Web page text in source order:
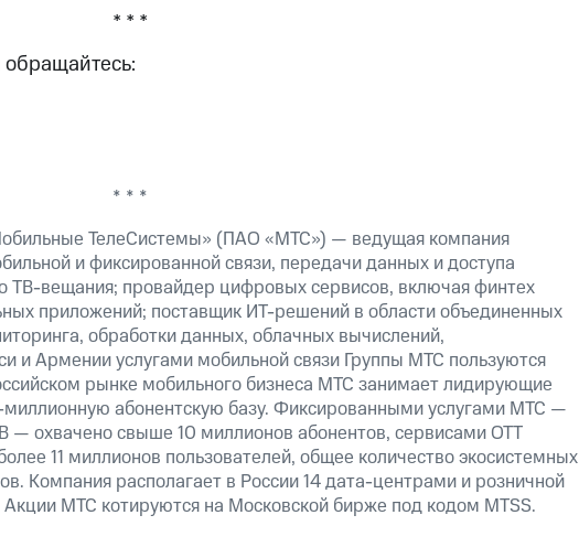
* * *
* * *
ТелеСистемы» (ПАО «МТС») — ведущая компания
и фиксированной связи, передачи данных и доступа
ТВ-вещания; провайдер цифровых сервисов, включая финтех
приложений; поставщик ИТ-решений в области объединенных
обработки данных, облачных вычислений,
и Армении услугами мобильной связи Группы МТС пользуются
рынке мобильного бизнеса МТС занимает лидирующие
абонентскую базу. Фиксированными услугами МТС —
— охвачено свыше 10 миллионов абонентов, сервисами OTT
11 миллионов пользователей, общее количество экосистемных
Компания располагает в России 14 дата-центрами и розничной
МТС котируются на Московской бирже под кодом MTSS.